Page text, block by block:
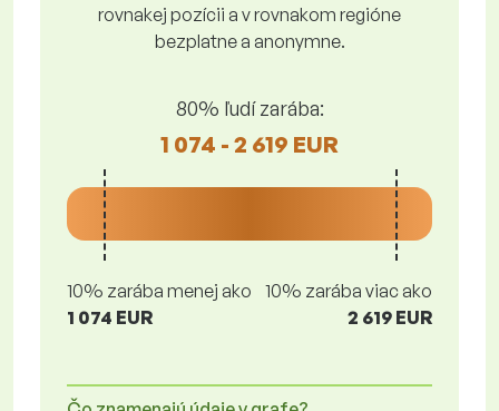
rovnakej pozícii a v rovnakom regióne
bezplatne a anonymne.
80% ľudí zarába:
1 074 - 2 619 EUR
10% zarába menej ako
1 074 EUR
10% zarába viac ako
2 619 EUR